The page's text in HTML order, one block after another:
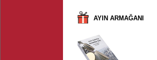
AYIN ARMAĞANI